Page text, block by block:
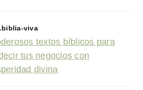
viva
textos bíblicos para
tus negocios con
divina